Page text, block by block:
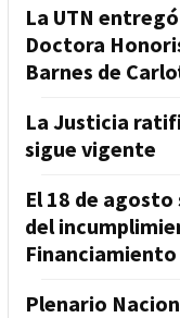
La UTN
Doctora
Barnes de
La Justicia
sigue vigente
El 18 de
del
Plenario